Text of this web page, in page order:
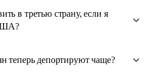
в третью страну, если я
теперь депортируют чаще?